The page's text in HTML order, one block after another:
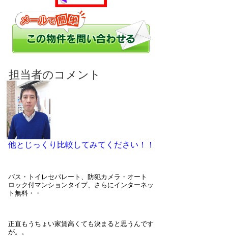
他とじっくり比較してみてください！！
バス・トイレセパレート、防犯カメラ・オート
ロック付マンションタイプ、さらにインターネッ
ト無料・・
正直もうちょい家賃高くても決まると思うんです
が。。